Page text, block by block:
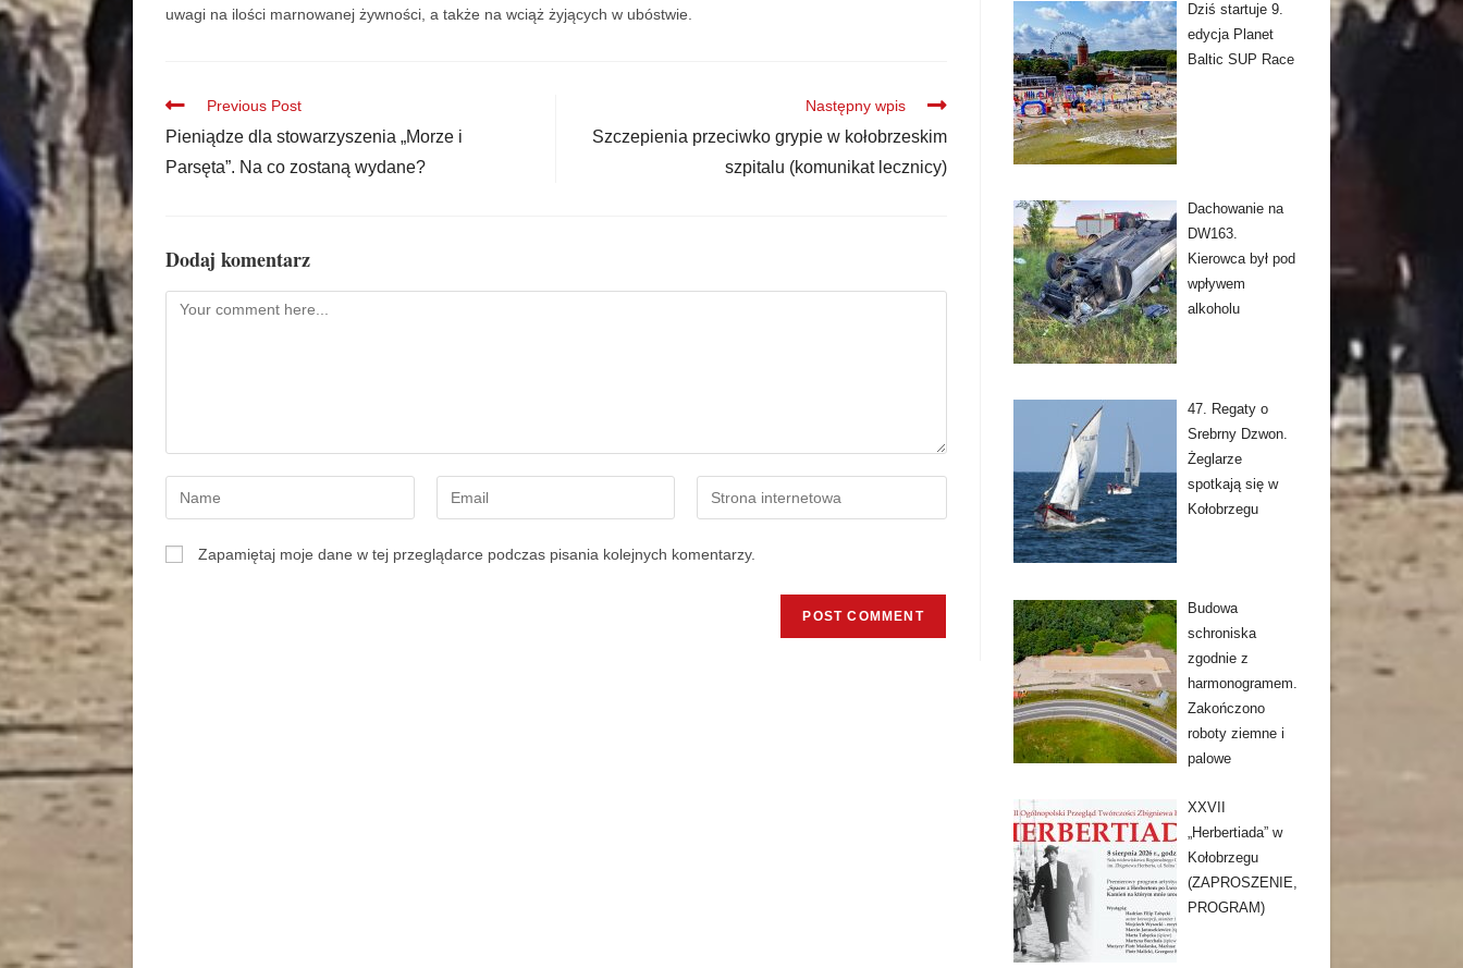
uwagi na ilości marnowanej żywności, a także na wciąż żyjących w ubóstwie.
Previous Post
Pieniądze dla stowarzyszenia „Morze i
Parsęta”. Na co zostaną wydane?
Następny wpis
Szczepienia przeciwko grypie w kołobrzeskim
szpitalu (komunikat lecznicy)
Dodaj komentarz
Zapamiętaj moje dane w tej przeglądarce podczas pisania kolejnych komentarzy.
Dziś startuje 9.
edycja Planet
Baltic SUP Race
Dachowanie na
DW163.
Kierowca był pod
wpływem
alkoholu
47. Regaty o
Srebrny Dzwon.
Żeglarze
spotkają się w
Kołobrzegu
Budowa
schroniska
zgodnie z
harmonogramem.
Zakończono
roboty ziemne i
palowe
XXVII
„Herbertiada” w
Kołobrzegu
(ZAPROSZENIE,
PROGRAM)